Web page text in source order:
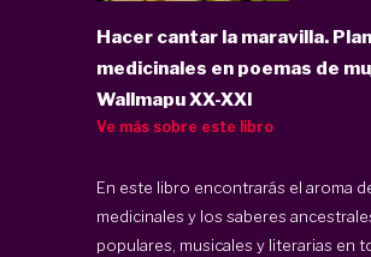
Hacer cantar la maravilla.
medicinales en poemas de
Wallmapu XX-XXI
Ve más sobre este libro
En este libro encontrarás el aroma
medicinales y los saberes
populares, musicales y literarias en